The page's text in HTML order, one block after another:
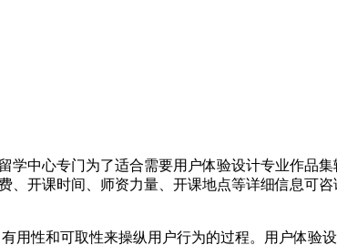
学中心专门为了适合需要用户体验设计专业作品
、开课时间、师资力量、开课地点等详细信息可
用性和可取性来操纵用户行为的过程。用户体验